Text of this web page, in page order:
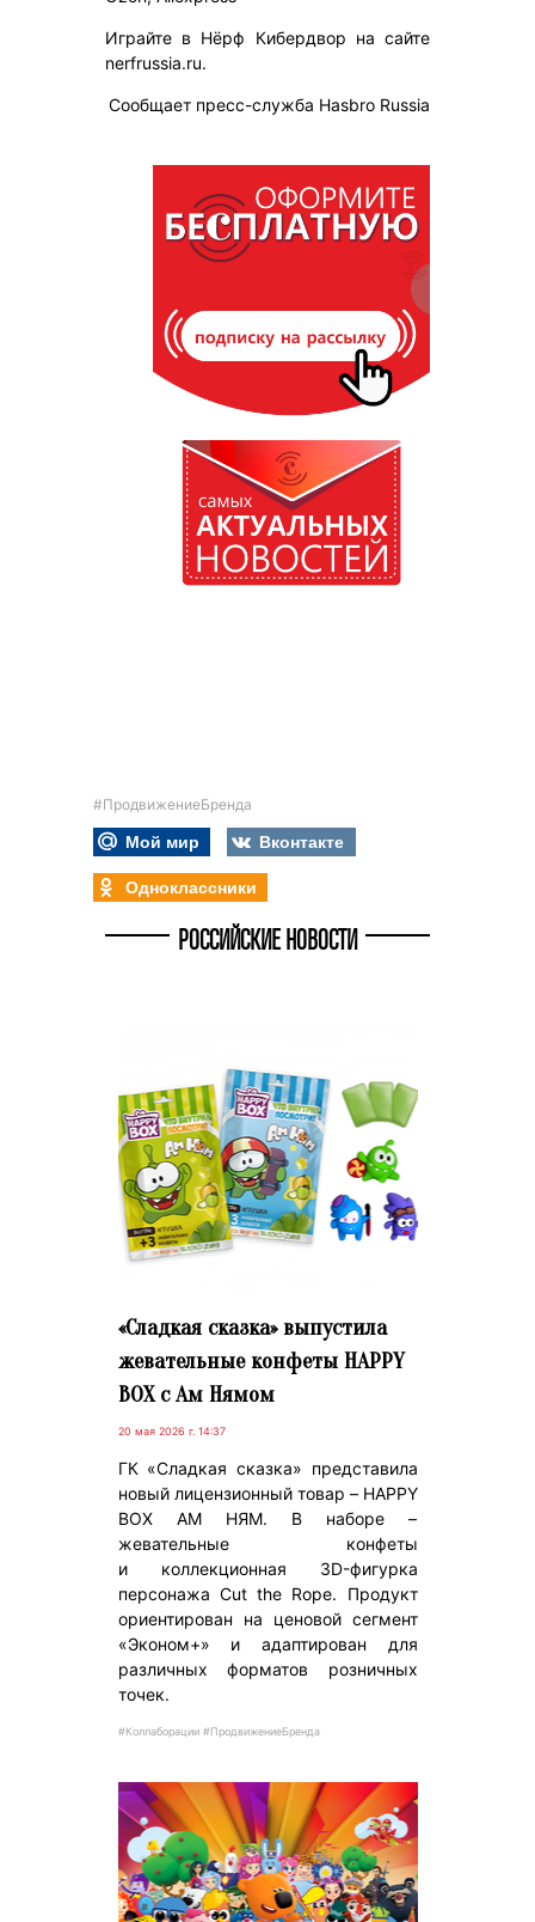
Играйте в Нёрф Кибердвор на сайте
nerfrussia.ru.
Сообщает пресс-служба Hasbro Russia
#ПродвижениеБренда
Мой мир
Вконтакте
Одноклассники
РОССИЙСКИЕ НОВОСТИ
«Сладкая сказка» выпустила
жевательные конфеты HAPPY
BOX с Ам Нямом
20 мая 2026 г. 14:37
ГК «Сладкая сказка» представила
новый лицензионный товар – HAPPY
BOX АМ НЯМ. В наборе –
жевательные конфеты
и коллекционная 3D-фигурка
персонажа Cut the Rope. Продукт
ориентирован на ценовой сегмент
«Эконом+» и адаптирован для
различных форматов розничных
точек.
#Коллаборации #ПродвижениеБренда